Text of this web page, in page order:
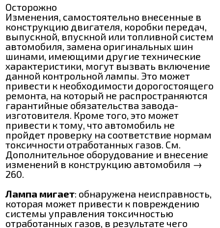
Осторожно
Изменения, самостоятельно внесенные в
конструкцию двигателя, коробки передач,
выпускной, впускной или топливной систем
автомобиля, замена оригинальных шин
шинами, имеющими другие технические
характеристики, могут вызвать включение
данной контрольной лампы. Это может
привести к необходимости дорогостоящего
ремонта, на который не распространяются
гарантийные обязательства завода-
изготовителя. Кроме того, это может
привести к тому, что автомобиль не
пройдет проверку на соответствие нормам
токсичности отработанных газов. См.
Дополнительное оборудование и внесение
изменений в конструкцию автомобиля →
260.
Лампа мигает: обнаружена неисправность,
которая может привести к повреждению
системы управления токсичностью
отработанных газов, в результате чего